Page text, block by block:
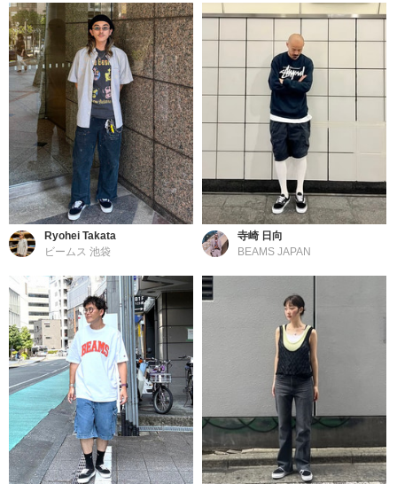
Ryohei Takata
ビームス 池袋
寺崎 日向
BEAMS JAPAN